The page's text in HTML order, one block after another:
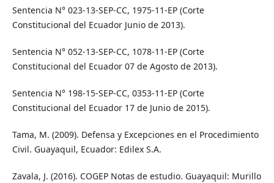
Sentencia N° 023-13-SEP-CC, 1975-11-EP (Corte
Constitucional del Ecuador Junio de 2013).
Sentencia N° 052-13-SEP-CC, 1078-11-EP (Corte
Constitucional del Ecuador 07 de Agosto de 2013).
Sentencia N° 198-15-SEP-CC, 0353-11-EP (Corte
Constitucional del Ecuador 17 de Junio de 2015).
Tama, M. (2009). Defensa y Excepciones en el Procedimiento
Civil. Guayaquil, Ecuador: Edilex S.A.
Zavala, J. (2016). COGEP Notas de estudio. Guayaquil: Murillo